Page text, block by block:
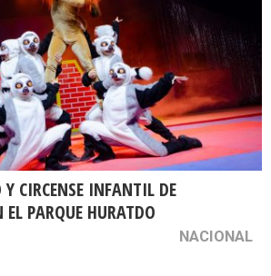
CIRCENSE INFANTIL DE
PARQUE HURATDO
NACIONAL